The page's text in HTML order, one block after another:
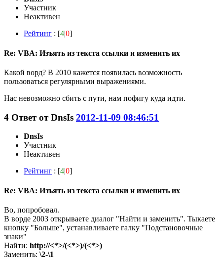
Участник
Неактивен
Рейтинг : [4|0]
Re: VBA: Изъять из текста ссылки и изменить их
Какой ворд? В 2010 кажется появилась возможность
пользоваться регулярными выражениями.
Нас невозможно сбить с пути, нам пофигу куда идти.
4 Ответ отDnsIs 2012-11-09 08:46:51
DnsIs
Участник
Неактивен
Рейтинг : [4|0]
Re: VBA: Изъять из текста ссылки и изменить их
Во, попробовал.
В ворде 2003 открываете диалог "Найти и заменить". Тыкаете
кнопку "Больше", устанавливаете галку "Подстановочные
знаки"
Найти: http://<*>/(<*>)/(<*>)
Заменить: \2-\1